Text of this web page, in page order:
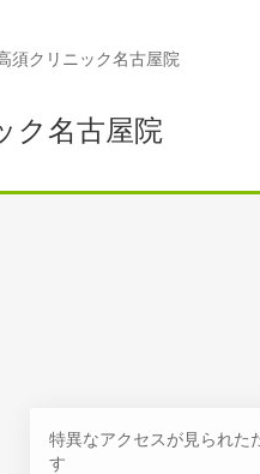
須クリニック名古屋院
ク名古屋院
特異なアクセスが見られた
す